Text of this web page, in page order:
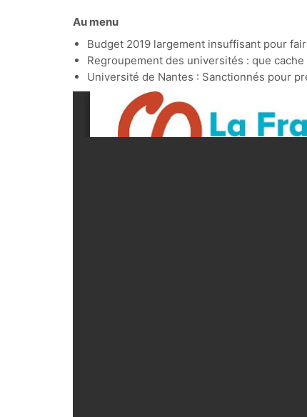
Au menu
Budget 2019 largement insuffisant pour
Regroupement des universités : que cache
Université de Nantes : Sanctionnés pour